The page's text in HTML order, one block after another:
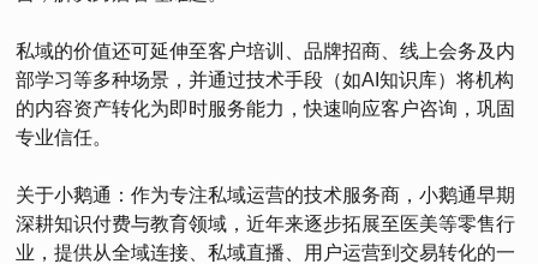
私域的价值还可延伸至客户培训、品牌招商、线上会务及内
部学习等多种场景，并通过技术手段（如AI知识库）将机构
的内容资产转化为即时服务能力，快速响应客户咨询，巩固
专业信任。
关于小鹅通：作为专注私域运营的技术服务商，小鹅通早期
深耕知识付费与教育领域，近年来逐步拓展至医美等零售行
业，提供从全域连接、私域直播、用户运营到交易转化的一